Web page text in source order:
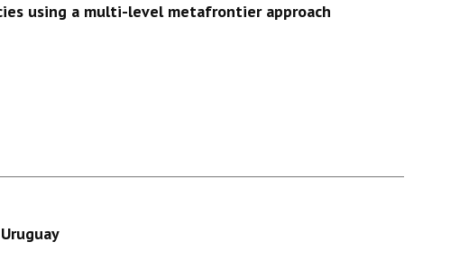
using a multi-level metafrontier approach